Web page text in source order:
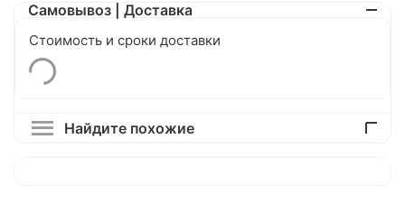
Самовывоз | Доставка
Стоимость и сроки доставки
Найдите похожие